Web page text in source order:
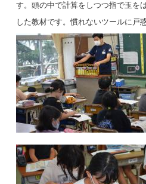
す。頭の中で計算をしつつ指で玉を
した教材です。慣れないツールに戸